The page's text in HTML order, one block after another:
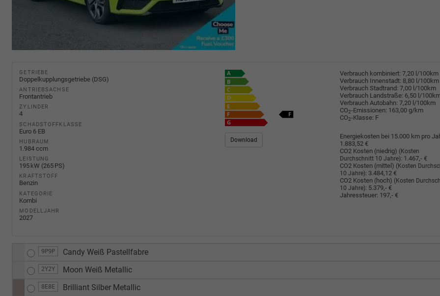
GETRIEBE
Doppelkupplungsgetriebe (DSG)
ANTRIEBSACHSE
Frontantrieb
ZYLINDER
4
SCHADSTOFFKLASSE
Euro 6 EB
HUBRAUM
1.984 ccm
LEISTUNG
195 kW (265 PS)
KRAFTSTOFF
Benzin
KATEGORIE
Kombi
MODELLJAHR
2027
Verbrauch kombiniert: 7,20 l/100km
Verbrauch Innenstadt: 8,80 l/100km
Verbrauch Stadtrand: 7,00 l/100km
Verbrauch Landstraße: 6,50 l/
Verbrauch Autobahn: 7,20 l/100km
CO2-Emissionen: 163,00 g/km
CO2-Klasse: F
Download
Energiekosten bei 15.000 km pro
1.883,52 €
CO2 Kosten (niedrig) (Kosten
Durchschnitt 10 Jahre): 1.467,- €
CO2 Kosten (mittel) (Kosten
10 Jahre): 3.484,12 €
CO2 Kosten (hoch) (Kosten
10 Jahre): 5.379,- €
Jahressteuer: 197,- €
9P9P Candy Weiß Pastellfabre
2Y2Y Moon Weiß Metallic
8E8E Brilliant Silber Metallic